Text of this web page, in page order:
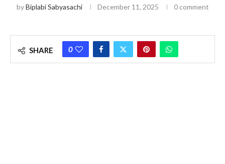
byBiplabi Sabyasachi December 11, 2025 0 comment
SHARE 0